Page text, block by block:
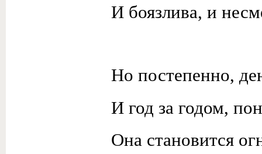
И боязлива, и
Но постепенно,
И год за годом,
Она становится